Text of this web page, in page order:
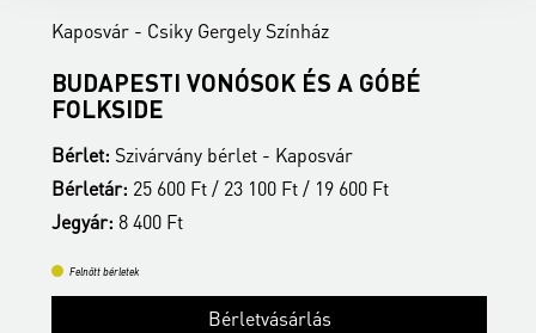
Kaposvár - Csiky Gergely Színház
BUDAPESTI VONÓSOK ÉS A GÓBÉ
FOLKSIDE
Bérlet: Szivárvány bérlet - Kaposvár
Bérletár: 25 600 Ft / 23 100 Ft / 19 600 Ft
Jegyár: 8 400 Ft
Felnőtt bérletek
Bérletvásárlás